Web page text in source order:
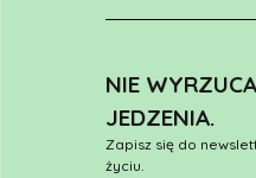
NIE
JEDZENIA.
Zapisz się do
życiu.